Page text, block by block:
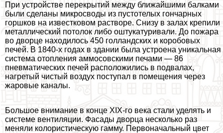
При устройстве перекрытий между ближайшими балками
были сделаны микросводы из пустотелых гончарных
горшков на известковом растворе. Снизу в залах крепили
металлический потолок либо оштукатуривали. До пожара
во дворце находилось 450 голландских и коробовых
печей. В 1840-х годах в здании была устроена уникальная
система отопления аммосовскими печами — 86
пневматических печей расположились в подвалах,
нагретый чистый воздух поступал в помещения через
жаровые каналы.
Большое внимание в конце XIX-го века стали уделять и
системе вентиляции. Фасады дворца несколько раз
меняли колористическую гамму. Первоначальный цвет